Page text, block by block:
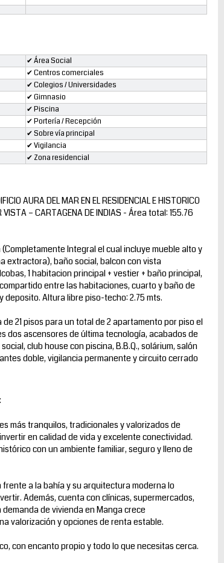
✔ Área Social
✔ Centros comerciales
✔ Colegios / Universidades
✔ Gimnasio
✔ Piscina
✔ Portería / Recepción
✔ Sobre vía principal
✔ Vigilancia
✔ Zona residencial
AURA DEL MAR EN EL RESIDENCIAL E HISTORICO
VISTA – CARTAGENA DE INDIAS - Área total: 155.76
Integral el cual incluye mueble alto y
extractora), baño social, balcon con vista
1 habitacion principal + vestier + baño principal,
entre las habitaciones, cuarto y baño de
Altura libre piso-techo: 2.75 mts.
de 21 pisos para un total de 2 apartamento por piso el
dos ascensores de última tecnología, acabados de
club house con piscina, B.B.Q., solárium, salón
doble, vigilancia permanente y circuito cerrado
más tranquilos, tradicionales y valorizados de
en calidad de vida y excelente conectividad.
con un ambiente familiar, seguro y lleno de
a la bahía y su arquitectura moderna lo
Además, cuenta con clínicas, supermercados,
de vivienda en Manga crece
valorización y opciones de renta estable.
con encanto propio y todo lo que necesitas cerca.